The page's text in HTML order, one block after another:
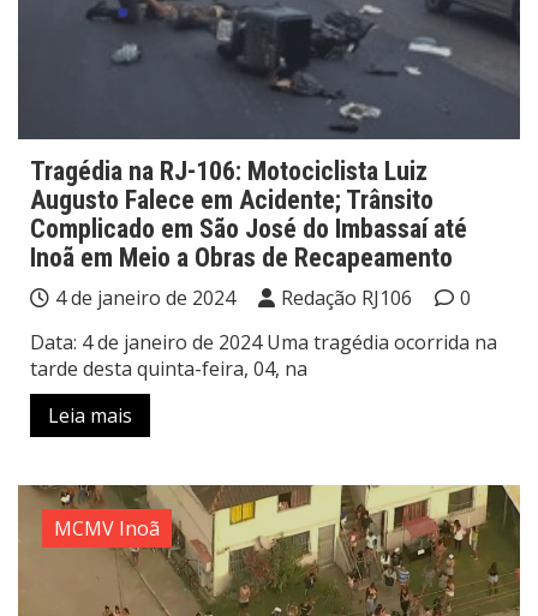
Tragédia na RJ-106: Motociclista Luiz
Augusto Falece em Acidente; Trânsito
Complicado em São José do Imbassaí até
Inoã em Meio a Obras de Recapeamento
4 de janeiro de 2024 Redação RJ106
0
Data: 4 de janeiro de 2024 Uma tragédia ocorrida na
tarde desta quinta-feira, 04, na
Leia mais
MCMV Inoã